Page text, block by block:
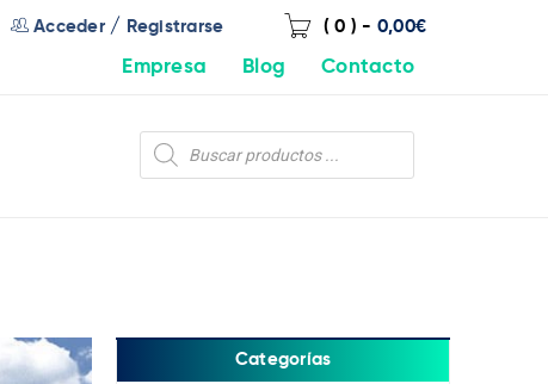
( 0 ) - 0,00€
Acceder/ Registrarse
Empresa Blog Contacto
Categorías